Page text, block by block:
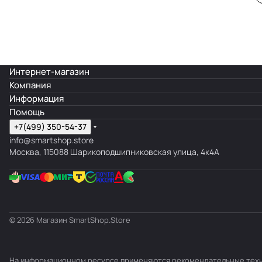
Интернет-магазин
Компания
Информация
Помощь
+7(499) 350-54-37
info@smartshop.store
Москва, 115088 Шарикоподшипниковская улица, 4к4А
© 2026 Магазин SmartShop.Store